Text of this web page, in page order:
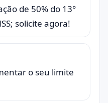
de 50% do 13°
solicite agora!
o seu limite